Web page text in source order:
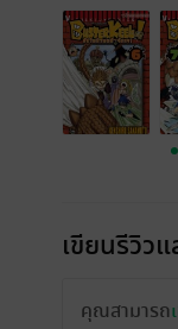
เขียนรีวิวแ
คุณสามารถ